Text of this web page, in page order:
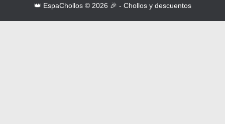
👑 EspaChollos © 2026 🎉 - Chollos y descuentos